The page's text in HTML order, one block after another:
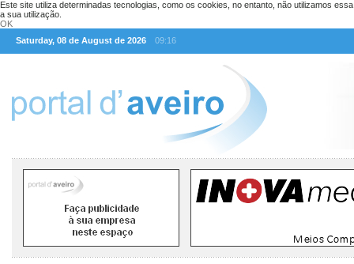
Este site utiliza determinadas tecnologias, como os cookies, no entanto, não utilizamos
a sua utilização.
OK
Saturday, 08 de August de 2026
09:16